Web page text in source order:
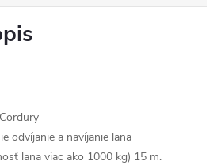
odvíjanie a navíjanie lana
lana viac ako 1000 kg) 15 m.